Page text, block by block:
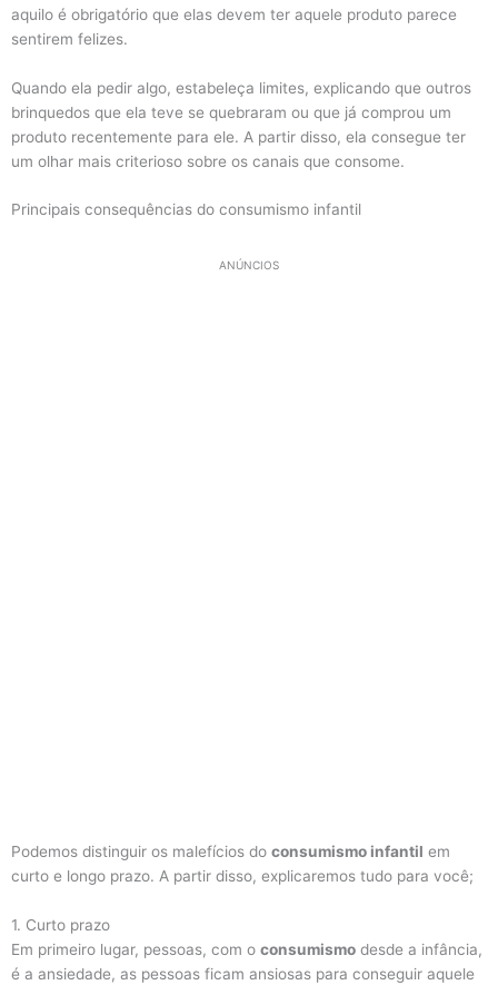
aquilo é obrigatório que elas devem ter aquele produto parece
sentirem felizes.
Quando ela pedir algo, estabeleça limites, explicando que outros
brinquedos que ela teve se quebraram ou que já comprou um
produto recentemente para ele. A partir disso, ela consegue ter
um olhar mais criterioso sobre os canais que consome.
Principais consequências do consumismo infantil
ANÚNCIOS
Podemos distinguir os malefícios do consumismo infantil em
curto e longo prazo. A partir disso, explicaremos tudo para você;
1. Curto prazo
Em primeiro lugar, pessoas, com o consumismo desde a infância,
é a ansiedade, as pessoas ficam ansiosas para conseguir aquele